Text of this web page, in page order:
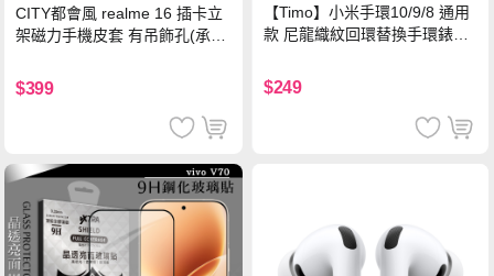
CITY都會風 realme 16 插卡立
架磁力手機皮套 有吊飾孔(承諾
$399
【Timo】小米手環10/9/8 通用
款 尼龍織紋回環替換手環錶帶-
$249